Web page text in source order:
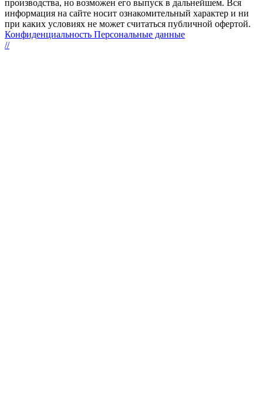
производства, но возможен его выпуск в дальнейшем. Вся
информация на сайте носит ознакомительный характер и ни
при каких условиях не может считаться публичной офертой.
Конфиденциальность Персональные данные
//